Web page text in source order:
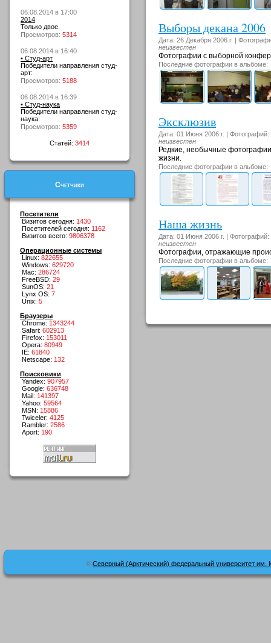
06.08.2014 в 17:00
2014
Только двое.
Просмотров: 5314
06.08.2014 в 16:40
• Студ-арт
Победители направления студ-
арт:
Просмотров: 5188
06.08.2014 в 16:39
• Студ-наука
Победители направления студ-
наука:
Просмотров: 5359
Статей: 3414
Счетчики
Посетители
Визитов сегодня: 1430
Посетителей сегодня: 1162
Визитов всего: 9806378
Операционные системы
Linux: 822655
Windows: 629720
Mac: 286724
FreeBSD: 29
SunOS: 21
Lynx OS: 7
Unix: 5
Браузеры
Chrome: 1343244
Safari: 602913
Firefox: 153011
Opera: 80949
IE: 61840
Netscape: 132
Поисковики
Yandex: 907957
Google: 636748
Mail: 141397
Yahoo: 59564
MSN: 15886
Twiceler: 4125
Rambler: 2586
Aport: 190
Выборы декана 2006
Дата: 26 Декабря 2006 г. |
неизвестен
Фотографии с выборной
Последние фотографии в альбоме:
Эксклюзив
Дата: 01 Июня 2006 г. | Фотографий:
неизвестен
Редкие, необычные
жизни.
Последние фотографии в альбоме:
Наша жизнь
Дата: 01 Июня 2006 г. | Фотографий:
неизвестен
Фотографии, отражающие
Последние фотографии в альбоме:
© Северный (Арктический) федеральный университет